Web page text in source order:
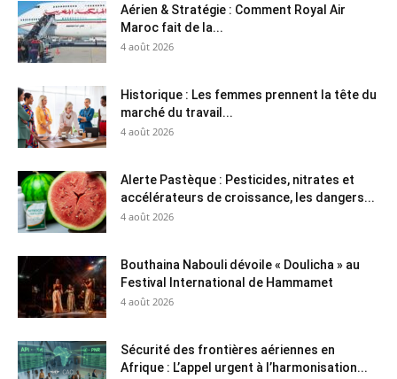
Aérien & Stratégie : Comment Royal Air
Maroc fait de la...
4 août 2026
Historique : Les femmes prennent la tête du
marché du travail...
4 août 2026
Alerte Pastèque : Pesticides, nitrates et
accélérateurs de croissance, les dangers...
4 août 2026
Bouthaina Nabouli dévoile « Doulicha » au
Festival International de Hammamet
4 août 2026
Sécurité des frontières aériennes en
Afrique : L’appel urgent à l’harmonisation...